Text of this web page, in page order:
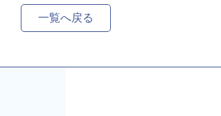
一覧へ戻る